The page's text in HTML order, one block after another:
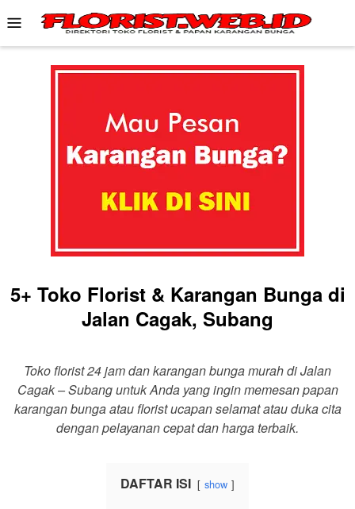
to
content
Mobile
Menu
5+ Toko Florist & Karangan Bunga di
Jalan Cagak, Subang
Toko florist 24 jam dan karangan bunga murah di Jalan
Cagak – Subang untuk Anda yang ingin memesan papan
karangan bunga atau florist ucapan selamat atau duka cita
dengan pelayanan cepat dan harga terbaik.
DAFTAR ISI show